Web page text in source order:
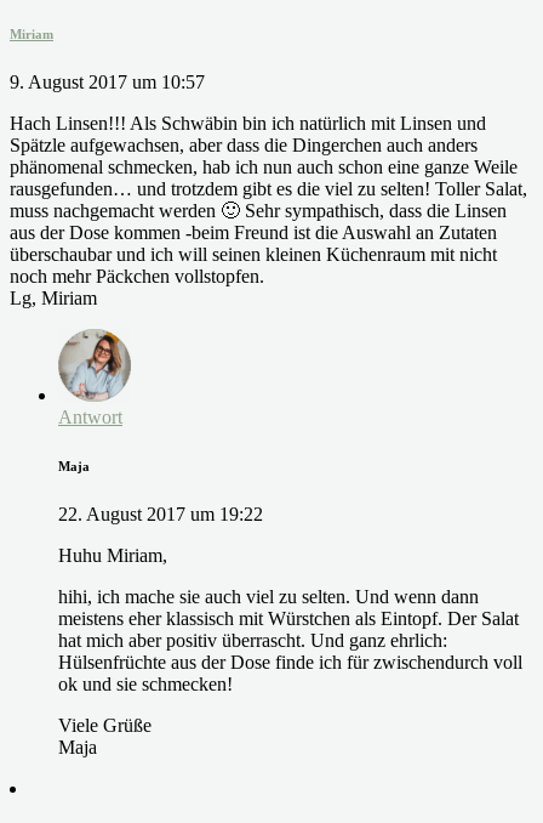
Miriam
9. August 2017 um 10:57
Hach Linsen!!! Als Schwäbin bin ich natürlich mit Linsen und
Spätzle aufgewachsen, aber dass die Dingerchen auch anders
phänomenal schmecken, hab ich nun auch schon eine ganze Weile
rausgefunden… und trotzdem gibt es die viel zu selten! Toller Salat,
muss nachgemacht werden 🙂 Sehr sympathisch, dass die Linsen
aus der Dose kommen -beim Freund ist die Auswahl an Zutaten
überschaubar und ich will seinen kleinen Küchenraum mit nicht
noch mehr Päckchen vollstopfen.
Lg, Miriam
Antwort
Maja
22. August 2017 um 19:22
Huhu Miriam,
hihi, ich mache sie auch viel zu selten. Und wenn dann
meistens eher klassisch mit Würstchen als Eintopf. Der Salat
hat mich aber positiv überrascht. Und ganz ehrlich:
Hülsenfrüchte aus der Dose finde ich für zwischendurch voll
ok und sie schmecken!
Viele Grüße
Maja